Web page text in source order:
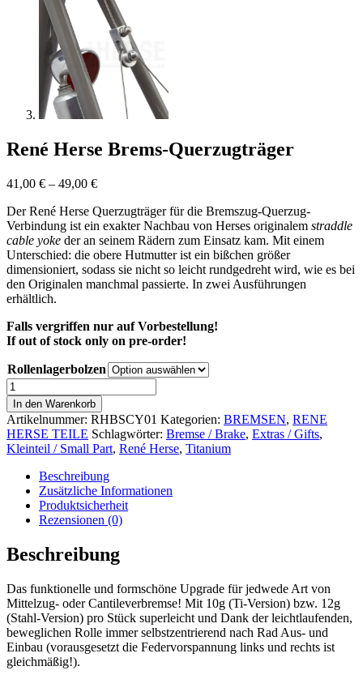
René Herse Brems-Querzugträger
41,00 € – 49,00 €
Der René Herse Querzugträger für die Bremszug-Querzug-
Verbindung ist ein exakter Nachbau von Herses originalem straddle
cable yoke der an seinem Rädern zum Einsatz kam. Mit einem
Unterschied: die obere Hutmutter ist ein bißchen größer
dimensioniert, sodass sie nicht so leicht rundgedreht wird, wie es bei
den Originalen manchmal passierte. In zwei Ausführungen
erhältlich.
Falls vergriffen nur auf Vorbestellung!
If out of stock only on pre-order!
Rollenlagerbolzen
René
Herse
Brems-
Querzugträger
Menge
In den Warenkorb
Artikelnummer: RHBSCY01 Kategorien: BREMSEN, RENE
HERSE TEILE Schlagwörter: Bremse / Brake, Extras / Gifts,
Kleinteil / Small Part, René Herse, Titanium
Beschreibung
Zusätzliche Informationen
Produktsicherheit
Rezensionen (0)
Beschreibung
Das funktionelle und formschöne Upgrade für jedwede Art von
Mittelzug- oder Cantileverbremse! Mit 10g (Ti-Version) bzw. 12g
(Stahl-Version) pro Stück superleicht und Dank der leichtlaufenden,
beweglichen Rolle immer selbstzentrierend nach Rad Aus- und
Einbau (vorausgesetzt die Federvorspannung links und rechts ist
gleichmäßig!).